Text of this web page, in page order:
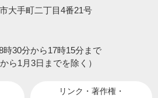
大手町二丁目4番21号
30分から17時15分まで
ら1月3日までを除く）
リンク・著作権・